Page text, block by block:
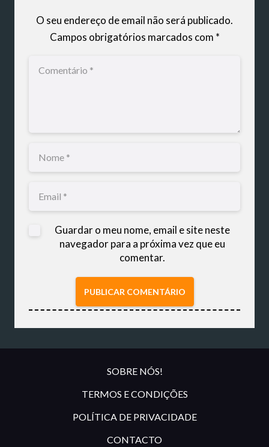
O seu endereço de email não será publicado.
Campos obrigatórios marcados com *
Guardar o meu nome, email e site neste
navegador para a próxima vez que eu
comentar.
PUBLICAR COMENTÁRIO
SOBRE NÓS!
TERMOS E CONDIÇÕES
POLÍTICA DE PRIVACIDADE
CONTACTO